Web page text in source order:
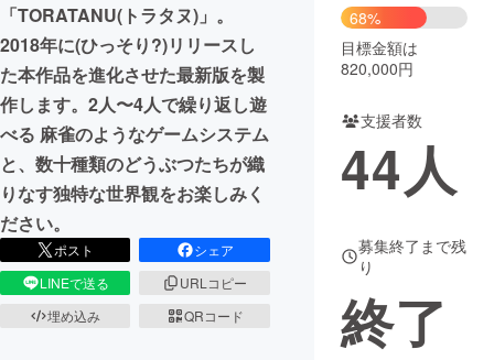
CAMPFIRE for Social Good
CAMPFIRE Creation
CAMPFIREふるさと納税machi-ya コミュニティ
「TORATANU(トラタヌ)」。
2018年に(ひっそり?)リリースし
た本作品を進化させた最新版を製
作します。2人〜4人で繰り返し遊
べる 麻雀のようなゲームシステム
と、数十種類のどうぶつたちが織
りなす独特な世界観をお楽しみく
ださい。
ポスト
シェア
LINEで送る
URLコピー
埋め込み
QRコード
68%
目標金額は
820,000円
支援者数
44人
募集終了まで残
り
終了